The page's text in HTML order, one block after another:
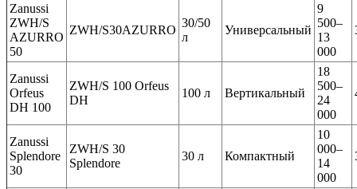
Zanussi
ZWH/S
AZURRO
50
ZWH/S30AZURRO
30/50
л
Универсальный
9
500–
13
000
Zanussi
Orfeus
DH 100
ZWH/S 100 Orfeus
DH
100 л Вертикальный
18
500–
24
000
Zanussi
Splendore
30
ZWH/S 30
Splendore
30 л Компактный
10
000–
14
000